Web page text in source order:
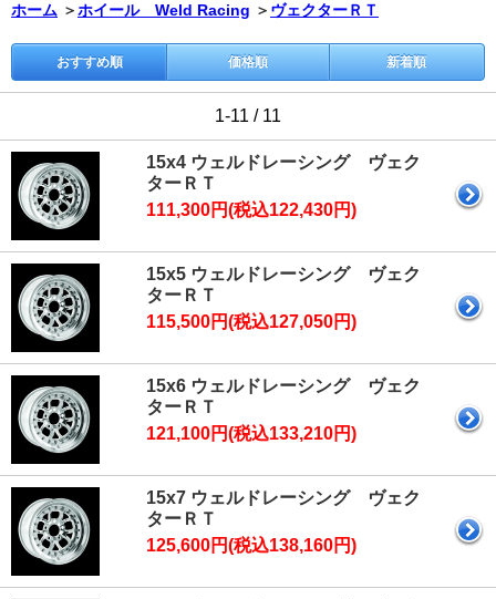
ホーム ＞ホイール Weld Racing ＞ ヴェクターＲＴ
おすすめ順 価格順 新着順
1-11 / 11
15x4 ウェルドレーシング ヴェク
ターＲＴ
111,300円(税込122,430円)
15x5 ウェルドレーシング ヴェク
ターＲＴ
115,500円(税込127,050円)
15x6 ウェルドレーシング ヴェク
ターＲＴ
121,100円(税込133,210円)
15x7 ウェルドレーシング ヴェク
ターＲＴ
125,600円(税込138,160円)